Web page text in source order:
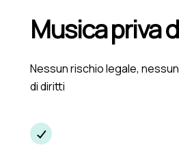
Musica priva
Nessun rischio legale,
di diritti